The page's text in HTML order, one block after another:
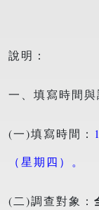
說明：
一、填寫時間與
(一)填寫時間：
（星期四）。
(二)調查對象：